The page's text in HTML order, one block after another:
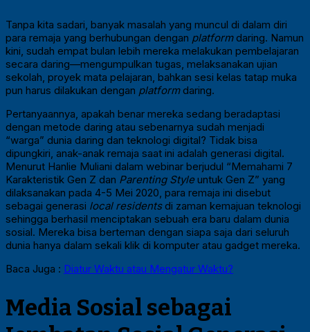
Tanpa kita sadari, banyak masalah yang muncul di dalam diri
para remaja yang berhubungan dengan platformdaring. Namun
kini, sudah empat bulan lebih mereka melakukan pembelajaran
secara daring—mengumpulkan tugas, melaksanakan ujian
sekolah, proyek mata pelajaran, bahkan sesi kelas tatap muka
pun harus dilakukan dengan platformdaring.
Pertanyaannya, apakah benar mereka sedang beradaptasi
dengan metode daring atau sebenarnya sudah menjadi
“warga” dunia daring dan teknologi digital? Tidak bisa
dipungkiri, anak-anak remaja saat ini adalah generasi digital.
Menurut Hanlie Muliani dalam webinar berjudul “Memahami 7
Karakteristik Gen Z dan Parenting Styleuntuk Gen Z” yang
dilaksanakan pada 4-5 Mei 2020, para remaja ini disebut
sebagai generasi local residentsdi zaman kemajuan teknologi
sehingga berhasil menciptakan sebuah era baru dalam dunia
sosial. Mereka bisa berteman dengan siapa saja dari seluruh
dunia hanya dalam sekali klik di komputer atau gadget mereka.
Baca Juga : Diatur Waktu atau Mengatur Waktu?
Media Sosial sebagai